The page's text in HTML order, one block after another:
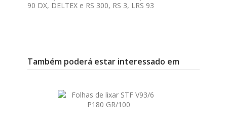
90 DX, DELTEX e RS 300, RS 3, LRS 93
Também poderá estar interessado em